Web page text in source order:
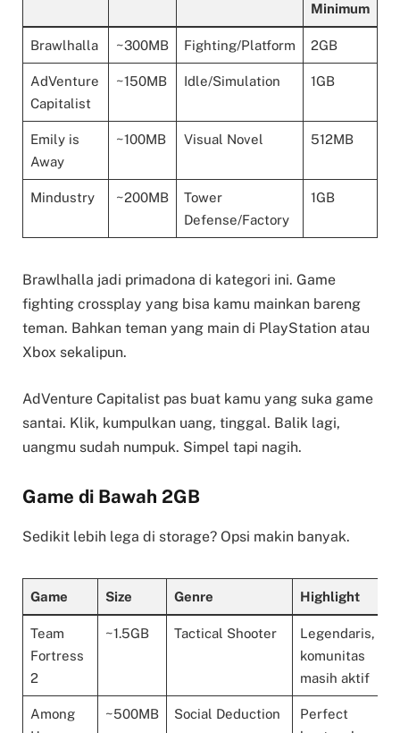
Minimum
Brawlhalla ~300MB Fighting/Platform 2GB
AdVenture
Capitalist
~150MB Idle/Simulation 1GB
Emily is
Away
~100MB Visual Novel 512MB
Mindustry ~200MB
Tower
Defense/Factory
1GB
Brawlhalla jadi primadona di kategori ini. Game
fighting crossplay yang bisa kamu mainkan bareng
teman. Bahkan teman yang main di PlayStation atau
Xbox sekalipun.
AdVenture Capitalist pas buat kamu yang suka game
santai. Klik, kumpulkan uang, tinggal. Balik lagi,
uangmu sudah numpuk. Simpel tapi nagih.
Game di Bawah 2GB
Sedikit lebih lega di storage? Opsi makin banyak.
Game Size Genre Highlight
Team
Fortress
2
~1.5GB Tactical Shooter
Legendaris,
komunitas
masih aktif
Among
~500MB Social Deduction
Perfect